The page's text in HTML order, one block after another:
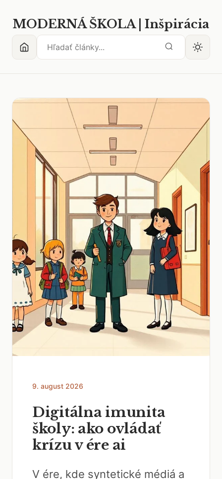
MODERNÁ ŠKOLA | Inšpirácia
9. august 2026
Digitálna imunita
školy: ako ovládať
krízu v ére ai
V ére, kde syntetické médiá a